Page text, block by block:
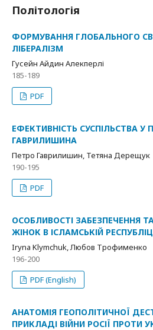
Політологія
ФОРМУВАННЯ ГЛОБАЛЬНОГО
ЛІБЕРАЛІЗМ
Гусейн Айдин Алекперлі
185-189
PDF
ЕФЕКТИВНІСТЬ СУСПІЛЬСТВА
ГАВРИЛИШИНА
Петро Гаврилишин, Тетяна Дерещук
190-195
PDF
ОСОБЛИВОСТІ ЗАБЕЗПЕЧЕННЯ
ЖІНОК В ІСЛАМСЬКІЙ
Iryna Klymchuk, Любов Трофименко
196-200
PDF (English)
АНАТОМІЯ ГЕОПОЛІТИЧНОЇ
ПРИКЛАДІ ВІЙНИ РОСІЇ ПРОТИ